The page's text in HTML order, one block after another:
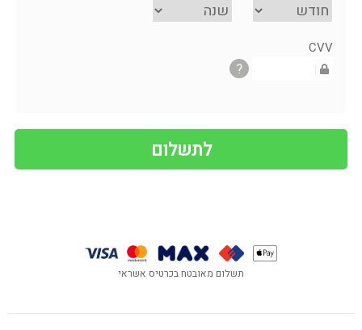
CVV
?
תשלום מאובטח בכרטיס אשראי